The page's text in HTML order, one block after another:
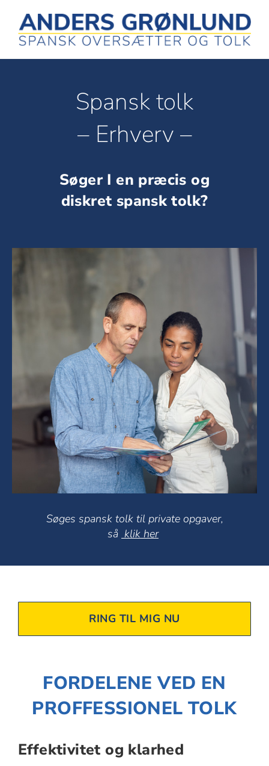
content
Spansk tolk
– Erhverv –
Søger I en præcis og
diskret spansk tolk?
Søges spansk tolk til private opgaver,
så klik her
RING TIL MIG NU
FORDELENE VED EN
PROFFESSIONEL TOLK
Effektivitet og klarhed